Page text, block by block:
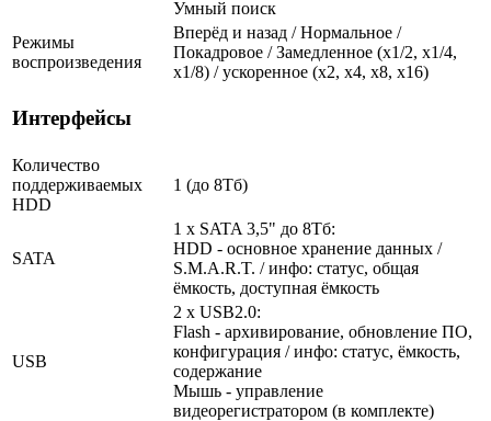
Умный поиск
Режимы
воспроизведения
Вперёд и назад / Нормальное /
Покадровое / Замедленное (х1/2, х1/4,
х1/8) / ускоренное (х2, х4, х8, х16)
Интерфейсы
Количество
поддерживаемых
HDD
1 (до 8Тб)
SATA
1 x SATA 3,5" до 8Тб:
HDD - основное хранение данных /
S.M.A.R.T. / инфо: статус, общая
ёмкость, доступная ёмкость
USB
2 x USB2.0:
Flash - архивирование, обновление ПО,
конфигурация / инфо: статус, ёмкость,
содержание
Мышь - управление
видеорегистратором (в комплекте)